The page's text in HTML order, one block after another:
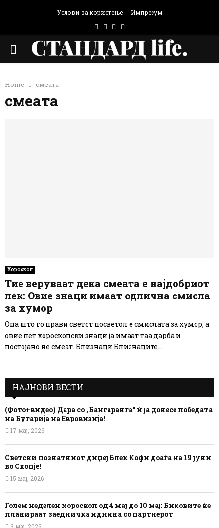
Услови за користење Импресум
Facebook
Instagram
Email
PRIMARY
Home смеата
смеата
Хороскоп
Тие веруваат дека смеата е најдобриот
лек: Овие знаци имаат одлична смисла
за хумор
Она што го прави светот посветол е смислата за хумор, а
овие пет хороскопски знаци ја имаат таа дарба и
постојано не смеат. Близнаци Близнаците...
НАЈНОВИ ВЕСТИ
(Фото+видео) Дара со „Бангаранга“ ѝ ја донесе победата
на Бугарија на Евровизија!
17 мај, 2026
Светски познатниот диџеј Блек Кофи доаѓа на 19 јуни
во Скопје!
15 мај, 2026
Голем неделен хороскоп од 4 мај до 10 мај: Биковите ќе
планираат заедничка иднина со партнерот
3 мај, 2026